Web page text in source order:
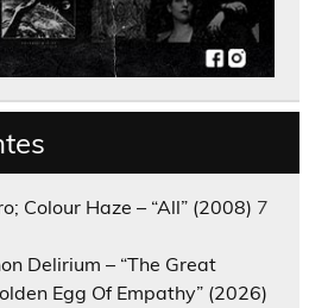
Colour Haze – “All” (2008) 7
Delirium – “The Great
Egg Of Empathy” (2026)